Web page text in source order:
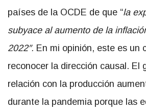
países de la OCDE de que “la
subyace al aumento de la
2022″. En mi opinión, este es un
reconocer la dirección causal. El
relación con la producción
durante la pandemia porque las